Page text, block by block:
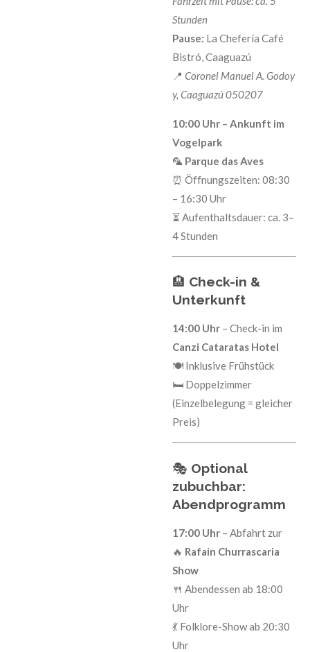
Stunden
Pause: La Chefería Café
Bistró, Caaguazú
📍 Coronel Manuel A. Godoy
y, Caaguazú 050207
10:00 Uhr – Ankunft im
Vogelpark
🦜 Parque das Aves
⏰ Öffnungszeiten: 08:30
– 16:30 Uhr
⏳ Aufenthaltsdauer: ca. 3–
4 Stunden
🏨 Check-in &
Unterkunft
14:00 Uhr – Check-in im
Canzi Cataratas Hotel
🍽️ Inklusive Frühstück
🛏️ Doppelzimmer
(Einzelbelegung = gleicher
Preis)
🎭 Optional
zubuchbar:
Abendprogramm
17:00 Uhr – Abfahrt zur
🔥 Rafain Churrascaria
Show
🍴 Abendessen ab 18:00
Uhr
💃 Folklore-Show ab 20:30
Uhr